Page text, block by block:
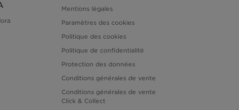
Mentions légales
Paramètres des cookies
Politique des cookies
Politique de confidentialité
Protection des données
Conditions générales de vente
Conditions générales de vente
Click & Collect